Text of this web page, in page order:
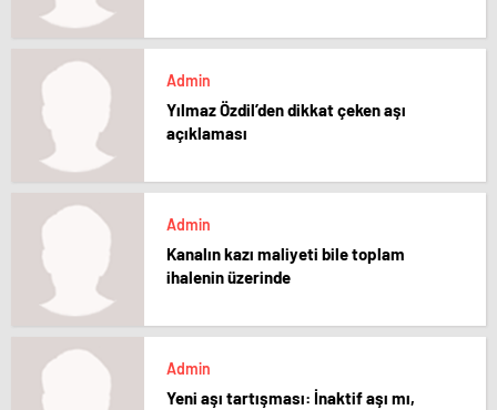
Admin
Yılmaz Özdil’den dikkat çeken aşı
açıklaması
Admin
Kanalın kazı maliyeti bile toplam
ihalenin üzerinde
Admin
Yeni aşı tartışması: İnaktif aşı mı,